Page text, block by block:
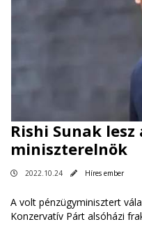
Rishi Sunak
miniszterelnök
2022.10.24 Híres ember
A volt pénzügyminisztert
Konzervatív Párt alsóházi